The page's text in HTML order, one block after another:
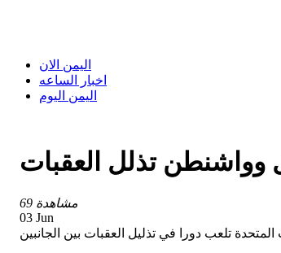
اليمن الان
اخبار الساعه
اليمن اليوم
وواشنطن تذلل العقبات
69 مشاهدة
03 Jun
تلعب دورا في تذليل العقبات بين الجانبين